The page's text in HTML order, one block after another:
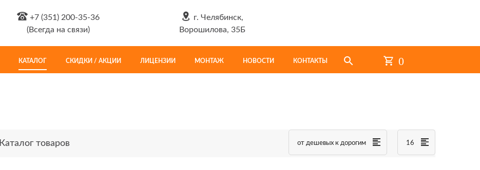
+7 (351) 200-35-36
(Всегда на связи)
г. Челябинск,
Ворошилова, 35Б
КАТАЛОГ СКИДКИ / АКЦИИ ЛИЦЕНЗИИ МОНТАЖ НОВОСТИ КОНТАКТЫ 0
Каталог товаров от дешевых к дорогим 16